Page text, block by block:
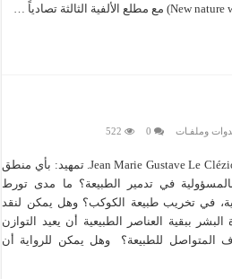
وملفـات 0
522
Jean Marie Gustave Le Clézio, Alma, Édition Gallimard, 2017. تمهيد: بأي منطق
في تدمير الطبيعة؟ ما مدى تورط
في تخريب طبيعة الكوكب؟ وهل يمكن لنقد
ببقية العناصر الطبيعية أن يعيد التوازن
المتواصل للطبيعة؟ وهل يمكن للرواية أن